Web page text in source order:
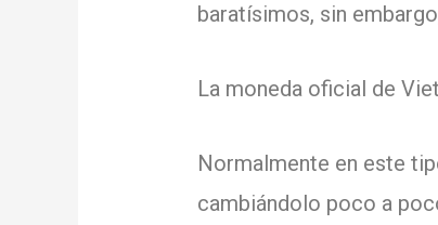
baratísimos, sin
La moneda oficial de
Normalmente en este
cambiándolo poco a